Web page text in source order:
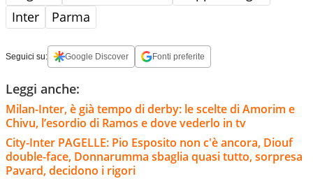
Inter
Parma
Seguici su: Google Discover Fonti preferite
Leggi anche:
Milan-Inter, è già tempo di derby: le scelte di Amorim e
Chivu, l’esordio di Ramos e dove vederlo in tv
City-Inter PAGELLE: Pio Esposito non c'è ancora, Diouf
double-face, Donnarumma sbaglia quasi tutto, sorpresa
Pavard, decidono i rigori